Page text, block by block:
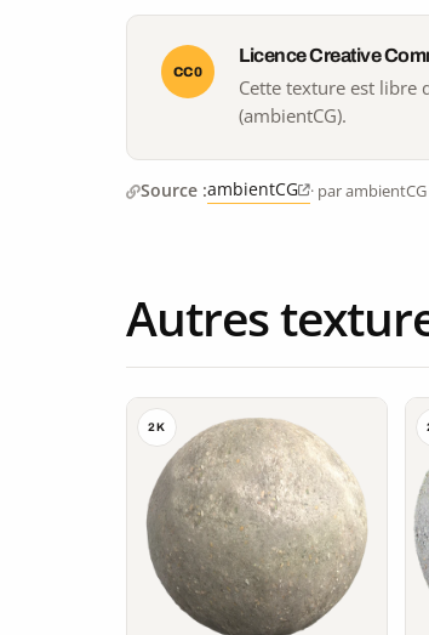
CC0
Licence Creative
Cette texture est libre
(ambientCG).
Source :ambientCG · par ambientCG
Autres
2K